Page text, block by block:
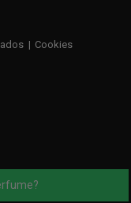
Cookies